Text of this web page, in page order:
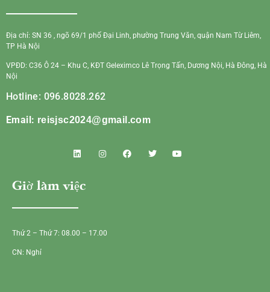
Địa chỉ: SN 36 , ngõ 69/1 phố Đại Linh, phường Trung Văn, quận Nam Từ Liêm,
TP Hà Nội
VPĐD: C36 Ô 24 – Khu C, KĐT Geleximco Lê Trọng Tấn, Dương Nội, Hà Đông, Hà
Nội
Hotline: 096.8028.262
Email: reisjsc2024@gmail.com
Giờ làm việc
Thứ 2 – Thứ 7: 08.00 – 17.00
CN: Nghỉ